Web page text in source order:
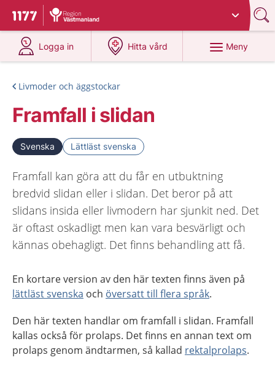
Till startsidan för 1177
Du har valt region
Logga in
på 1177.se
Hitta vård
på 1177.se
Meny
Livmoder och äggstockar
Framfall i slidan
Svenska Lättläst svenska
Framfall kan göra att du får en utbuktning
bredvid slidan eller i slidan. Det beror på att
slidans insida eller livmodern har sjunkit ned. Det
är oftast oskadligt men kan vara besvärligt och
kännas obehagligt. Det finns behandling att få.
En kortare version av den här texten finns även på
lättläst svenska och översatt till flera språk.
Den här texten handlar om framfall i slidan. Framfall
kallas också för prolaps. Det finns en annan text om
prolaps genom ändtarmen, så kallad rektalprolaps.